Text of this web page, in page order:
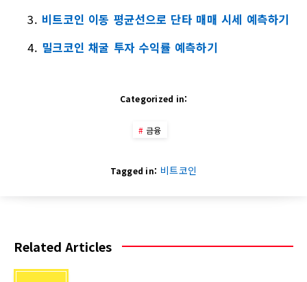
비트코인 이동 평균선으로 단타 매매 시세 예측하기
밀크코인 채굴 투자 수익률 예측하기
Categorized in:
금융
Tagged in: 비트코인
Related Articles